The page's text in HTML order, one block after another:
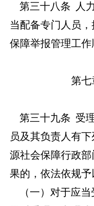
第三十八条 人
当配备专门人员
保障举报管理工作
第
第三十九条 受
员及其负责人有
源社会保障行政
果的，依法依规予
（一）对于应当